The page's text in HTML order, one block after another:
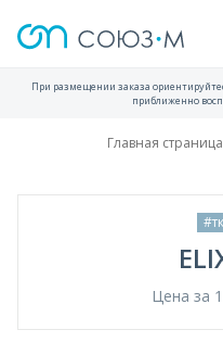
При размещении заказа
приближенно
Главная страница
Цена за